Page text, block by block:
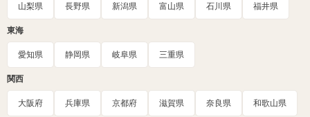
山梨県 長野県 新潟県 富山県 石川県 福井県
東海
愛知県 静岡県 岐阜県 三重県
関西
大阪府 兵庫県 京都府 滋賀県 奈良県 和歌山県